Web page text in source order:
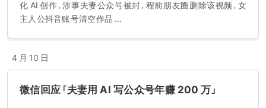
2018 年 7 月 19 日，微信公众平台「转载可赞赏作者」暂时下线。
2019 年 8 月 26 日，微信公众平台已经汇聚超 2000 万公众账号，不
化 AI 创作，涉事夫妻公众号被封，程前朋友圈删除该视频，女
主人公抖音账号清空作品 ...
4 月 10 日
微信回应「夫妻用 AI 写公众号年赚 200 万」